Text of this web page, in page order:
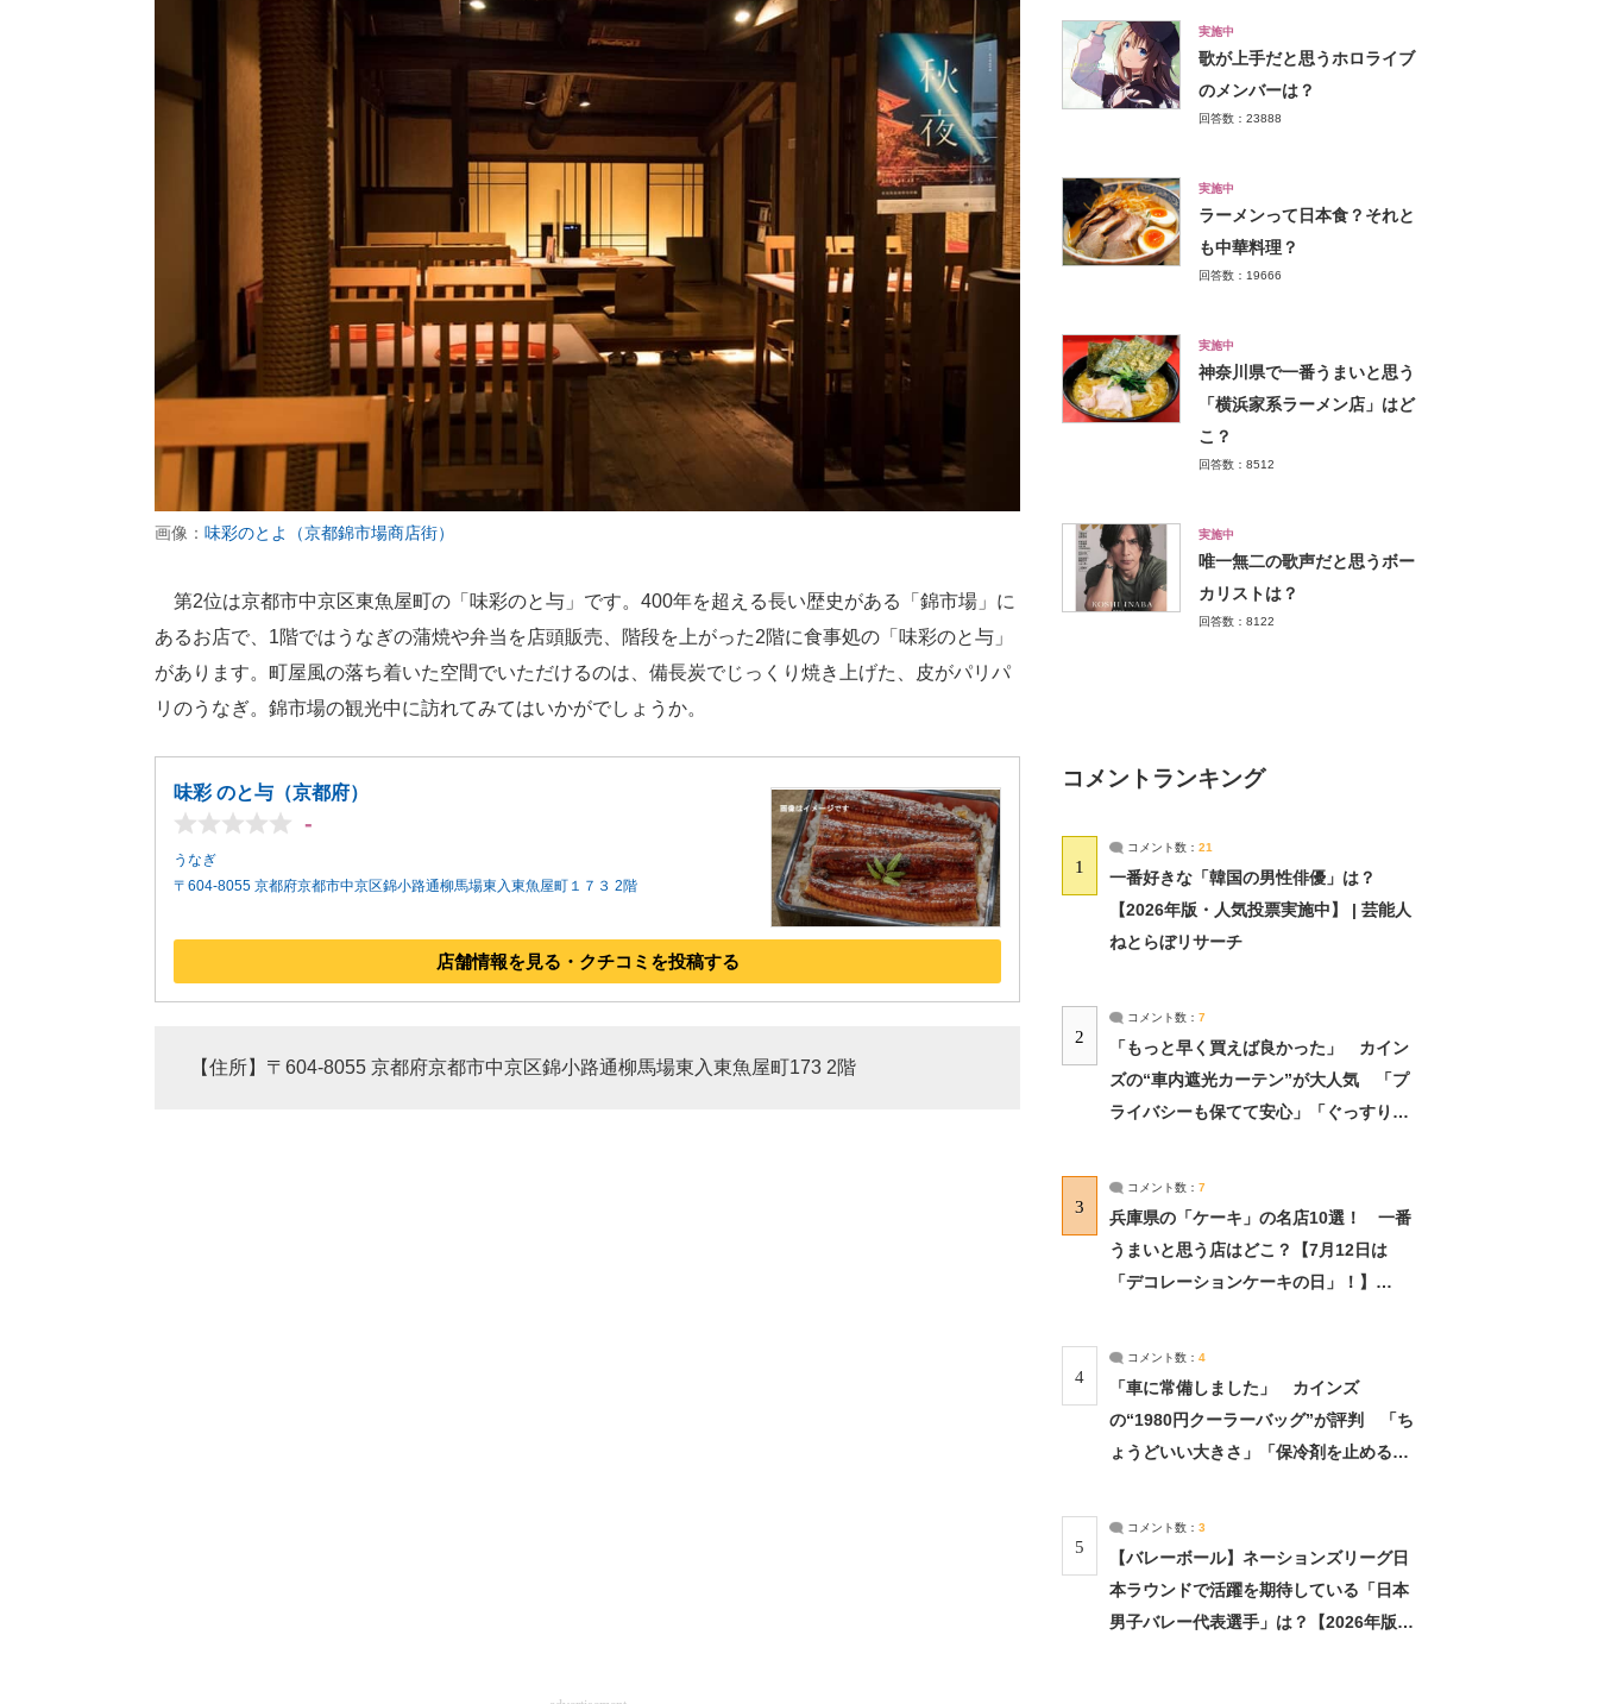
画像： 味彩のとよ（京都錦市場商店街）
第2位は京都市中京区東魚屋町の「味彩のと与」です。400年を超える長い歴史がある「錦市場」に
あるお店で、1階ではうなぎの蒲焼や弁当を店頭販売、階段を上がった2階に食事処の「味彩のと与」
があります。町屋風の落ち着いた空間でいただけるのは、備長炭でじっくり焼き上げた、皮がパリパ
リのうなぎ。錦市場の観光中に訪れてみてはいかがでしょうか。
味彩 のと与（京都府）
-
うなぎ
〒604-8055 京都府京都市中京区錦小路通柳馬場東入東魚屋町１７３ 2階
店舗情報を見る・クチコミを投稿する
【住所】〒604-8055 京都府京都市中京区錦小路通柳馬場東入東魚屋町173 2階
実施中
歌が上手だと思うホロライブ
のメンバーは？
回答数：23888
実施中
ラーメンって日本食？それと
も中華料理？
回答数：19666
実施中
神奈川県で一番うまいと思う
「横浜家系ラーメン店」はど
こ？
回答数：8512
実施中
唯一無二の歌声だと思うボー
カリストは？
回答数：8122
コメントランキング
1
コメント数： 21
一番好きな「韓国の男性俳優」は？
【2026年版・人気投票実施中】 | 芸能人
ねとらぼリサーチ
2
コメント数： 7
「もっと早く買えば良かった」 カイン
ズの“車内遮光カーテン”が大人気 「プ
ライバシーも保てて安心」「ぐっすり眠
3
コメント数： 7
兵庫県の「ケーキ」の名店10選！ 一番
うまいと思う店はどこ？【7月12日は
「デコレーションケーキの日」！】
4
コメント数： 4
「車に常備しました」 カインズ
の“1980円クーラーバッグ”が評判 「ち
ょうどいい大きさ」「保冷剤を止めるベ
5
コメント数： 3
【バレーボール】ネーションズリーグ日
本ラウンドで活躍を期待している「日本
男子バレー代表選手」は？【2026年版・